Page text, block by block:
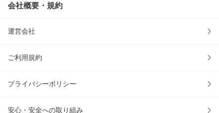
会社概要・規約
運営会社
ご利用規約
プライバシーポリシー
安心・安全への取り組み